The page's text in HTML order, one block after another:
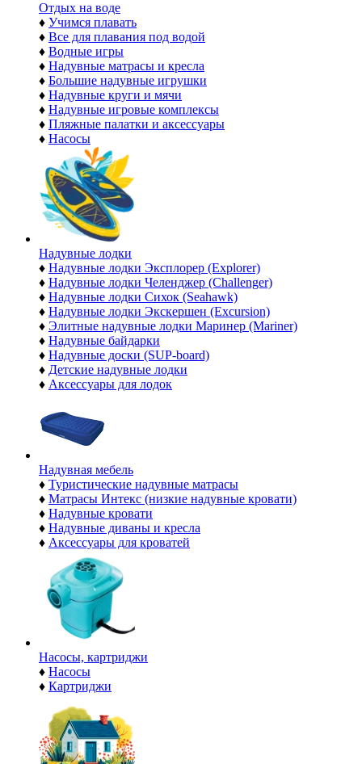
Отдых на воде
♦ Учимся плавать
♦ Все для плавания под водой
♦ Водные игры
♦ Надувные матрасы и кресла
♦ Большие надувные игрушки
♦ Надувные круги и мячи
♦ Надувные игровые комплексы
♦ Пляжные палатки и аксессуары
♦ Насосы
Надувные лодки
♦ Надувные лодки Эксплорер (Explorer)
♦ Надувные лодки Челенджер (Challenger)
♦ Надувные лодки Сихок (Seahawk)
♦ Надувные лодки Экскершен (Excursion)
♦ Элитные надувные лодки Маринер (Mariner)
♦ Надувные байдарки
♦ Надувные доски (SUP-board)
♦ Детские надувные лодки
♦ Аксессуары для лодок
Надувная мебель
♦ Туристические надувные матрасы
♦ Матрасы Интекс (низкие надувные кровати)
♦ Надувные кровати
♦ Надувные диваны и кресла
♦ Аксессуары для кроватей
Насосы, картриджи
♦ Насосы
♦ Картриджи